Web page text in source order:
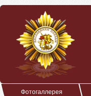
Фотогаллерея